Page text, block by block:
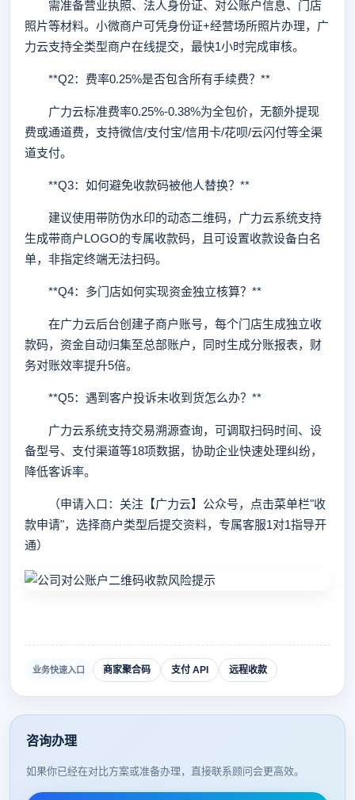
需准备营业执照、法人身份证、对公账户信息、门店
照片等材料。小微商户可凭身份证+经营场所照片办理，广
力云支持全类型商户在线提交，最快1小时完成审核。
**Q2：费率0.25%是否包含所有手续费？**
广力云标准费率0.25%-0.38%为全包价，无额外提现
费或通道费，支持微信/支付宝/信用卡/花呗/云闪付等全渠
道支付。
**Q3：如何避免收款码被他人替换？**
建议使用带防伪水印的动态二维码，广力云系统支持
生成带商户LOGO的专属收款码，且可设置收款设备白名
单，非指定终端无法扫码。
**Q4：多门店如何实现资金独立核算？**
在广力云后台创建子商户账号，每个门店生成独立收
款码，资金自动归集至总部账户，同时生成分账报表，财
务对账效率提升5倍。
**Q5：遇到客户投诉未收到货怎么办？**
广力云系统支持交易溯源查询，可调取扫码时间、设
备型号、支付渠道等18项数据，协助企业快速处理纠纷，
降低客诉率。
（申请入口：关注【广力云】公众号，点击菜单栏"收
款申请"，选择商户类型后提交资料，专属客服1对1指导开
通）
业务快速入口 商家聚合码 支付 API 远程收款
咨询办理
如果你已经在对比方案或准备办理，直接联系顾问会更高效。